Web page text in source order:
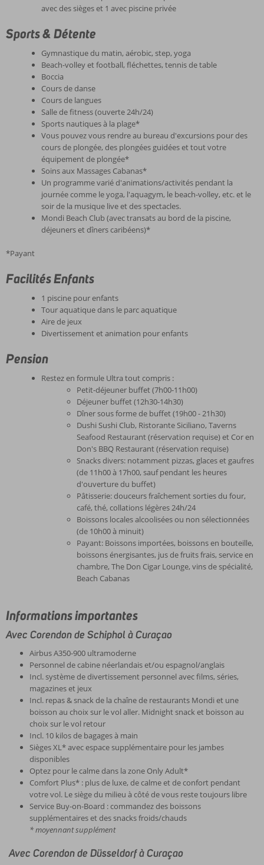
avec des sièges et 1 avec piscine privée
Sports & Détente
Gymnastique du matin, aérobic, step, yoga
Beach-volley et football, fléchettes, tennis de table
Boccia
Cours de danse
Cours de langues
Salle de fitness (ouverte 24h/24)
Sports nautiques à la plage*
Vous pouvez vous rendre au bureau d'excursions pour des
cours de plongée, des plongées guidées et tout votre
équipement de plongée*
Soins aux Massages Cabanas*
Un programme varié d'animations/activités pendant la
journée comme le yoga, l'aquagym, le beach-volley, etc. et le
soir de la musique live et des spectacles.
Mondi Beach Club (avec transats au bord de la piscine,
déjeuners et dîners caribéens)*
*Payant
Facilités Enfants
1 piscine pour enfants
Tour aquatique dans le parc aquatique
Aire de jeux
Divertissement et animation pour enfants
Pension
Restez en formule Ultra tout compris :
Petit-déjeuner buffet (7h00-11h00)
Déjeuner buffet (12h30-14h30)
Dîner sous forme de buffet (19h00 - 21h30)
Dushi Sushi Club, Ristorante Siciliano, Taverns
Seafood Restaurant (réservation requise) et Cor en
Don's BBQ Restaurant (réservation requise)
Snacks divers: notamment pizzas, glaces et gaufres
(de 11h00 à 17h00, sauf pendant les heures
d'ouverture du buffet)
Pâtisserie: douceurs fraîchement sorties du four,
café, thé, collations légères 24h/24
Boissons locales alcoolisées ou non sélectionnées
(de 10h00 à minuit)
Payant: Boissons importées, boissons en bouteille,
boissons énergisantes, jus de fruits frais, service en
chambre, The Don Cigar Lounge, vins de spécialité,
Beach Cabanas
Informations importantes
Avec Corendon de Schiphol à Curaçao
Airbus A350-900 ultramoderne
Personnel de cabine néerlandais et/ou espagnol/anglais
Incl. système de divertissement personnel avec films, séries,
magazines et jeux
Incl. repas & snack de la chaîne de restaurants Mondi et une
boisson au choix sur le vol aller. Midnight snack et boisson au
choix sur le vol retour
Incl. 10 kilos de bagages à main
Sièges XL* avec espace supplémentaire pour les jambes
disponibles
Optez pour le calme dans la zone Only Adult*
Comfort Plus* : plus de luxe, de calme et de confort pendant
votre vol. Le siège du milieu à côté de vous reste toujours libre
Service Buy-on-Board : commandez des boissons
supplémentaires et des snacks froids/chauds
* moyennant supplément
Avec Corendon de Düsseldorf à Curaçao